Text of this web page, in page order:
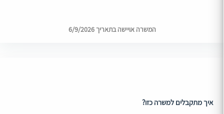
המשרה אויישה בתאריך 6/9/2026
איך מתקבלים למשרה כזו?